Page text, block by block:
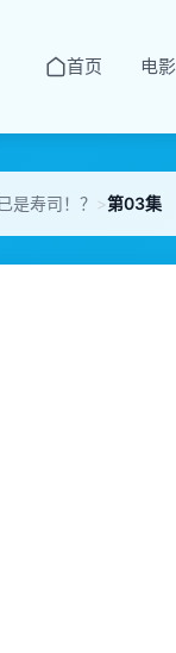
首页 电影
是寿司！？ >第03集